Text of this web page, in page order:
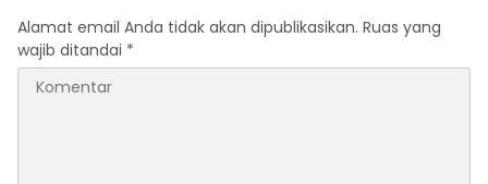
Alamat email Anda tidak akan dipublikasikan. Ruas yang
wajib ditandai *